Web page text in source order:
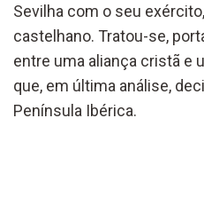
Sevilha com o seu
castelhano. Tratou-se,
entre uma aliança cristã e
que, em última análise,
Península Ibérica.